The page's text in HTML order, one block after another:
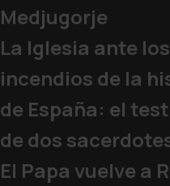
Medjugorje
La Iglesia ante
incendios de la
de España: el
de dos
El Papa vuelve a